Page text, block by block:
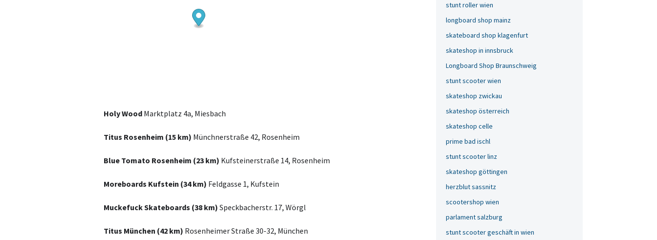
Holy Wood Marktplatz 4a, Miesbach
Titus Rosenheim (15 km) Münchnerstraße 42, Rosenheim
Blue Tomato Rosenheim (23 km) Kufsteinerstraße 14, Rosenheim
Moreboards Kufstein (34 km) Feldgasse 1, Kufstein
Muckefuck Skateboards (38 km) Speckbacherstr. 17, Wörgl
Titus München (42 km) Rosenheimer Straße 30-32, München
stunt roller wien
longboard shop mainz
skateboard shop klagenfurt
skateshop in innsbruck
Longboard Shop Braunschweig
stunt scooter wien
skateshop zwickau
skateshop österreich
skateshop celle
prime bad ischl
stunt scooter linz
skateshop göttingen
herzblut sassnitz
scootershop wien
parlament salzburg
stunt scooter geschäft in wien